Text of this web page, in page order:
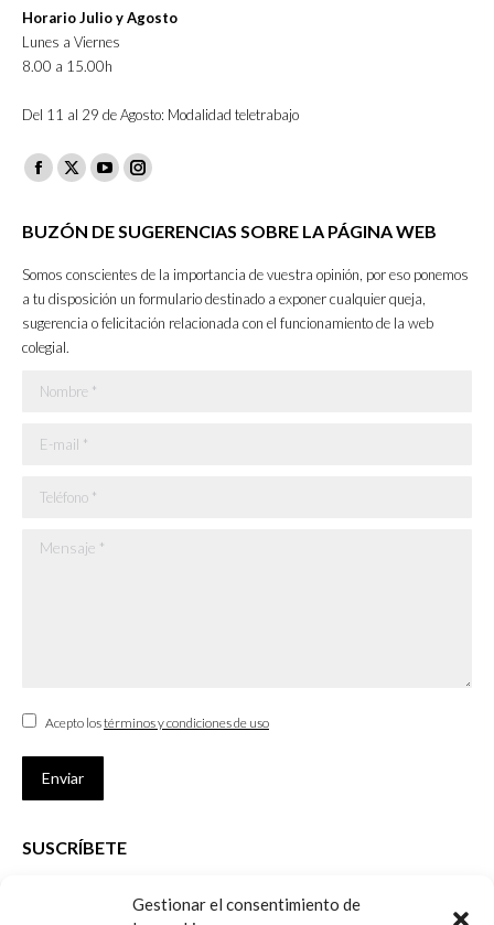
Gestionar el consentimiento de
Horario Julio y Agosto
Lunes a Viernes
8.00 a 15.00h
Del 11 al 29 de Agosto: Modalidad teletrabajo
Facebook
opens
new
window
X
opens
new
window
YouTube
opens
new
window
Instagram
opens
in
new
window
BUZÓN DE SUGERENCIAS SOBRE LA PÁGINA WEB
Somos conscientes de la importancia de vuestra opinión, por eso ponemos
a tu disposición un formulario destinado a exponer cualquier queja,
sugerencia o felicitación relacionada con el funcionamiento de la web
colegial.
Nombre *
E-mail *
Teléfono *
Mensaje *
Acepto lostérminos y condiciones de uso
Enviar
SUSCRÍBETE
que desarrolla el Colegio de Arquitectos de Cádiz